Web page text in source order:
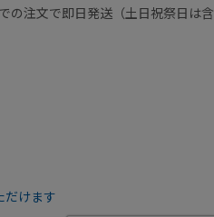
の注文で即日発送（土日祝祭日は含
だけます